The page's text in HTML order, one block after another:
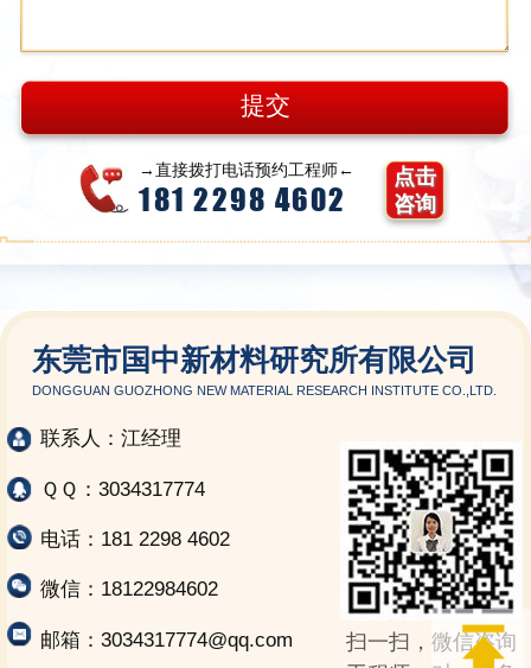
→直接拨打电话预约工程师←
181 2298 4602
点击
咨询
东莞市国中新材料研究所有限公司
DONGGUAN GUOZHONG NEW MATERIAL RESEARCH INSTITUTE CO.,LTD.
联系人：江经理
ＱＱ：3034317774
电话：181 2298 4602
微信：18122984602
邮箱：3034317774@qq.com
扫一扫，微信咨询